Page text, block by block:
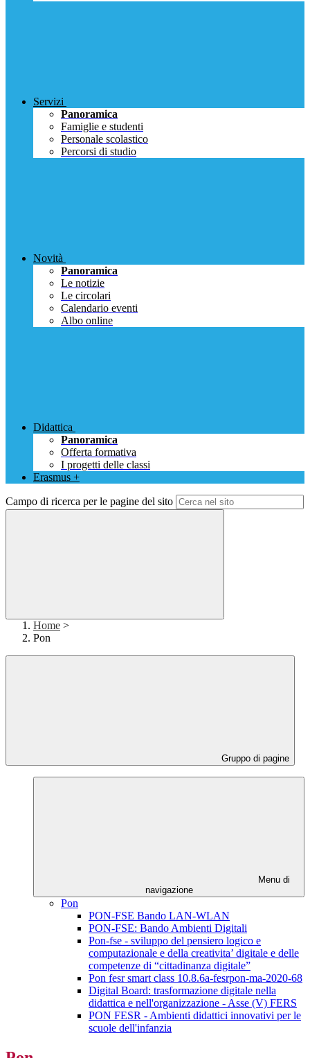
Servizi
Panoramica
Famiglie e studenti
Personale scolastico
Percorsi di studio
Novità
Panoramica
Le notizie
Le circolari
Calendario eventi
Albo online
Didattica
Panoramica
Offerta formativa
I progetti delle classi
Erasmus +
Campo di ricerca per le pagine del sito
Home >
Pon
Gruppo di pagine
Menu di
navigazione
Pon
PON-FSE Bando LAN-WLAN
PON-FSE: Bando Ambienti Digitali
Pon-fse - sviluppo del pensiero logico e
computazionale e della creativita’ digitale e delle
competenze di “cittadinanza digitale”
Pon fesr smart class 10.8.6a-fesrpon-ma-2020-68
Digital Board: trasformazione digitale nella
didattica e nell'organizzazione - Asse (V) FERS
PON FESR - Ambienti didattici innovativi per le
scuole dell'infanzia